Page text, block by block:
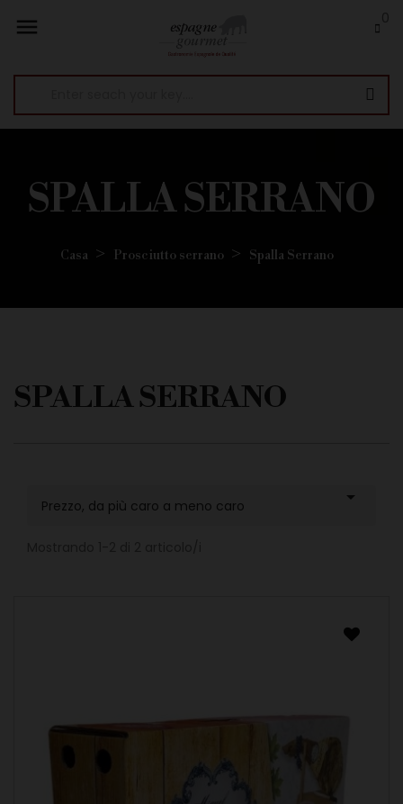

SPALLA SERRANO
Casa Prosciutto serrano Spalla Serrano
SPALLA SERRANO
Prezzo, da più caro a meno caro 